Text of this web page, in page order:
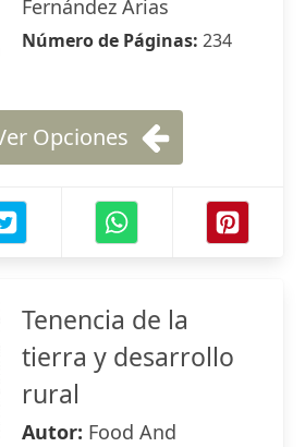
Fernández Arias
Número de Páginas: 234
Opciones
Tenencia de la
tierra y desarrollo
rural
Autor: Food And